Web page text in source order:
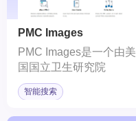
PMC Images
PMC Images是一个由美
国国立卫生研究院
（National Institutes of
Health, NIH）开发的科
智能搜索